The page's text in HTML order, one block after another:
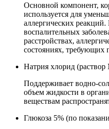
Основной компонент,
используется для
аллергических
воспалительных
расстройствах,
состояниях, требующих
Натрия хлорид (раствор
Поддерживает водно-
объем жидкости в
веществам
Глюкоза 5% (по